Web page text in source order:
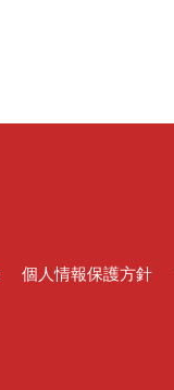
個人情報保護方針